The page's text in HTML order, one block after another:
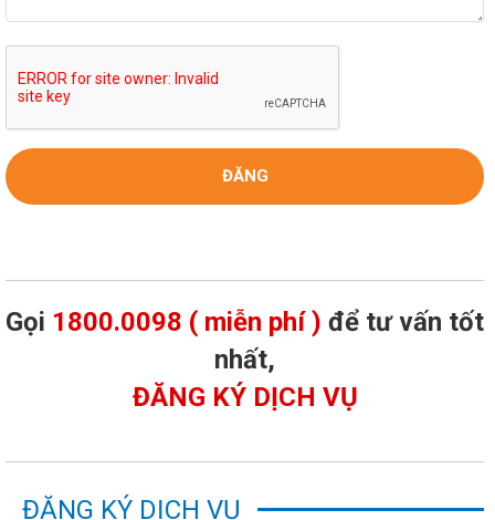
Gọi 1800.0098 ( miễn phí ) để tư vấn tốt
nhất,
ĐĂNG KÝ DỊCH VỤ
ĐĂNG KÝ DỊCH VỤ